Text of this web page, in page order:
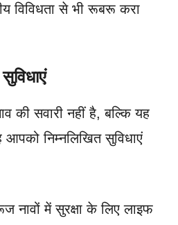
विविधता से भी रूबरू करा
की सवारी नहीं है, बल्कि यह
निम्नलिखित सुविधाएं
नावों में सुरक्षा के लिए लाइफ